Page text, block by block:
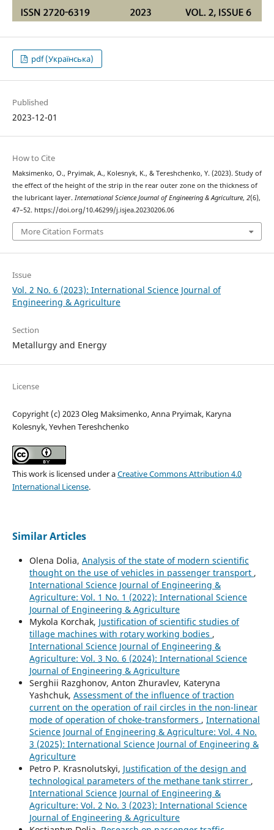
pdf (Українська)
Published
2023-12-01
How to Cite
Maksimenko, O., Pryimak, A., Kolesnyk, K., & Tereshchenko, Y. (2023). Study of
the effect of the height of the strip in the rear outer zone on the thickness of
the lubricant layer. International Science Journal of Engineering & Agriculture, 2(6),
47–52. https://doi.org/10.46299/j.isjea.20230206.06
More Citation Formats
Issue
Vol. 2 No. 6 (2023): International Science Journal of
Engineering & Agriculture
Section
Metallurgy and Energy
License
Copyright (c) 2023 Oleg Maksimenko, Anna Pryimak, Karyna
Kolesnyk, Yevhen Tereshchenko
This work is licensed under aCreative Commons Attribution 4.0
International License.
Similar Articles
Olena Dolia, Analysis of the state of modern scientific
thought on the use of vehicles in passenger transport ,
International Science Journal of Engineering &
Agriculture: Vol. 1 No. 1 (2022): International Science
Journal of Engineering & Agriculture
Mykola Korchak, Justification of scientific studies of
tillage machines with rotary working bodies ,
International Science Journal of Engineering &
Agriculture: Vol. 3 No. 6 (2024): International Science
Journal of Engineering & Agriculture
Serghii Razghonov, Anton Zhuravlev, Kateryna
Yashchuk, Assessment of the influence of traction
current on the operation of rail circles in the non-linear
mode of operation of choke-transformers , International
Science Journal of Engineering & Agriculture: Vol. 4 No.
3 (2025): International Science Journal of Engineering &
Agriculture
Petro P. Krasnolutskyi, Justification of the design and
technological parameters of the methane tank stirrer ,
International Science Journal of Engineering &
Agriculture: Vol. 2 No. 3 (2023): International Science
Journal of Engineering & Agriculture